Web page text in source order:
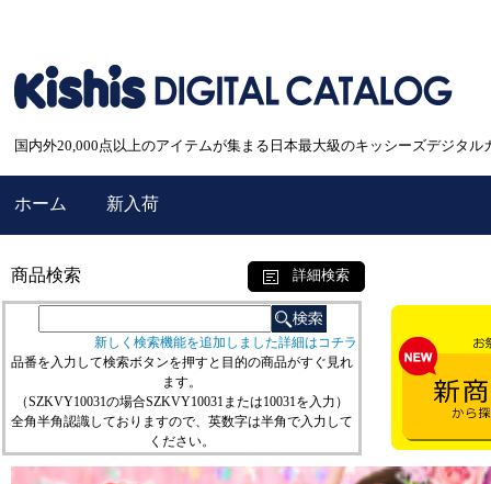
国内外20,000点以上のアイテムが集まる日本最大級のキッシーズデジタル
ホーム 新入荷
商品検索 詳細検索
新しく検索機能を追加しました詳細はコチラ
品番を入力して検索ボタンを押すと目的の商品がすぐ見れ
ます。
（SZKVY10031の場合SZKVY10031または10031を入力）
全角半角認識しておりますので、英数字は半角で入力して
ください。